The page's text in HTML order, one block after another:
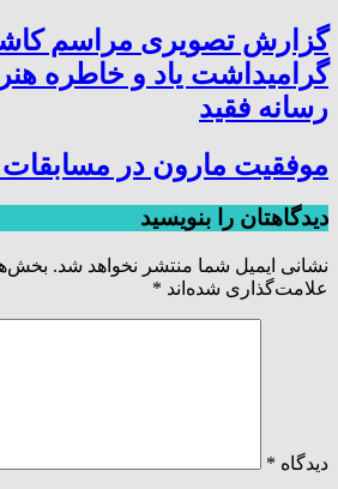
گزارش تصویری مراسم
گرامیداشت یاد و خاطره
رسانه فقید
موفقیت مارون در
دیدگاهتان را بنویسید
نشانی ایمیل شما منتشر نخواهد شد.
علامت‌گذاری شده‌اند *
دیدگاه *